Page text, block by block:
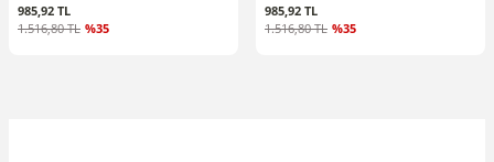
985,92 TL
1.516,80 TL %35
985,92 TL
1.516,80 TL %35